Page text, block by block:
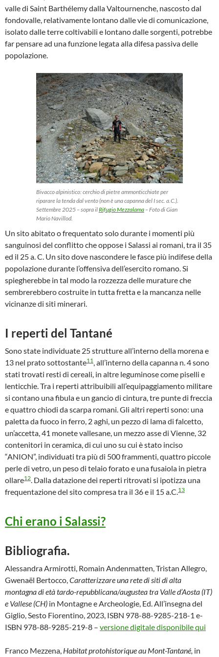
valle di Saint Barthélemy dalla Valtournenche, nascosto dal
fondovalle, relativamente lontano dalle vie di comunicazione,
isolato dalle terre coltivabili e lontano dalle sorgenti, potrebbe
far pensare ad una funzione legata alla difesa passiva delle
popolazione.
Bivacco alpinistico: cerchio di pietre ammonticchiate per
riparare la tenda dal vento (non è una capanna del I sec. a.C.).
Settembre 2025 – sopra ilRifugio Mezzalama – Foto di Gian
Mario Navillod.
Un sito abitato o frequentato solo durante i momenti più
sanguinosi del conflitto che oppose i Salassi ai romani, tra il 35
ed il 25 a. C. Un sito dove nascondere le fasce più indifese della
popolazione durante l’offensiva dell’esercito romano. Si
spiegherebbe in tal modo la rozzezza delle murature che
sembrerebbero costruite in tutta fretta e la mancanza nelle
vicinanze di siti minerari.
I reperti del Tantané
Sono state individuate 25 strutture all’interno della morena e
13 nel prato sottostante11, all’interno della capanna n. 4 sono
stati trovati resti di cereali, in altre leguminose come piselli e
lenticchie. Tra i reperti attribuibili all’equipaggiamento militare
si contano una fibula e un gancio di cintura, tre punte di freccia
e quattro chiodi da scarpa romani. Gli altri reperti sono: una
paletta da fuoco in ferro, 2 aghi, un pezzo di lama di falcetto,
un’accetta, 41 monete vallesane, un mezzo asse di Vienne, 32
contenitori in ceramica, di cui uno su cui è stato inciso
“ANION”, individuati tra più di 500 frammenti, quattro piccole
perle di vetro, un peso di telaio forato e una fusaiola in pietra
ollare12. Dalla datazione dei reperti ritrovati si ipotizza una
frequentazione del sito compresa tra il 36 e il 15 a.C.13
Chi erano i Salassi?
Bibliografia.
Alessandra Armirotti, Romain Andenmatten, Tristan Allegro,
Gwenaël Bertocco,Caratterizzare una rete di siti di alta
montagna di età tardo-repubblicana/augustea tra Valle d’Aosta (IT)
e Vallese (CH) in Montagne e Archeologie, Ed. All’insegna del
Giglio, Sesto Fiorentino, 2023, ISBN 978-88-9285-218-1 e-
ISBN 978-88-9285-219-8 – versione digitale disponibile qui
Franco Mezzena, Habitat protohistorique au Mont-Tantané, in